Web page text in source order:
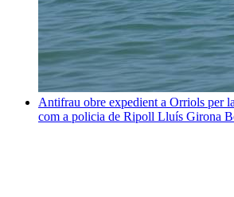
Antifrau obre expedient a Orriols per
com a policia de Ripoll Lluís Girona